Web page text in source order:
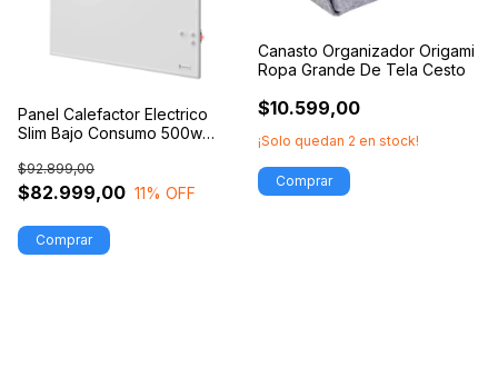
Panel Calefactor Electrico
Slim Bajo Consumo 500w
$82.999,00
$92.899,00
11% OFF
Canasto Organizador Origami
Ropa Grande De Tela Cesto
$10.599,00
¡Solo quedan 2 en stock!